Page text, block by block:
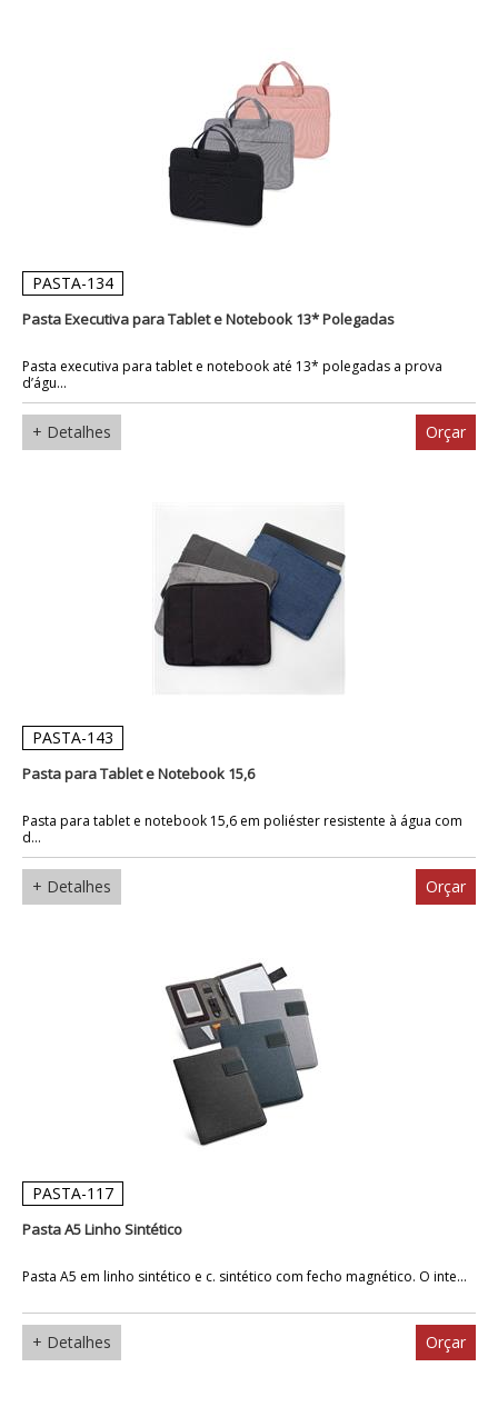
PASTA-134
Pasta Executiva para Tablet e Notebook 13* Polegadas
Pasta executiva para tablet e notebook até 13* polegadas a prova
d’águ...
+ Detalhes Orçar
PASTA-143
Pasta para Tablet e Notebook 15,6
Pasta para tablet e notebook 15,6 em poliéster resistente à água com
d...
+ Detalhes Orçar
PASTA-117
Pasta A5 Linho Sintético
Pasta A5 em linho sintético e c. sintético com fecho magnético. O inte...
+ Detalhes Orçar